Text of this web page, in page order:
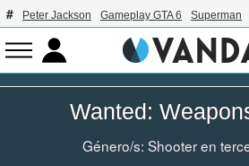
Peter Jackson Gameplay GTA 6 Superman
Wanted:
Género/s: Shooter en